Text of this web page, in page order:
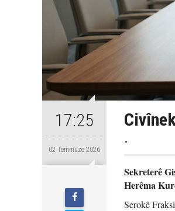
17:25
02 Temmuze 2026
.
Sekreterê
Herêma
Serokê